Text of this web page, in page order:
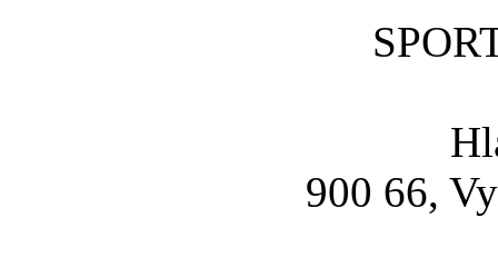
900 66,